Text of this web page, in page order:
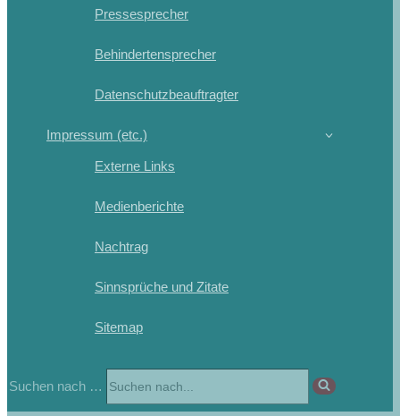
Pressesprecher
Behindertensprecher
Datenschutzbeauftragter
Impressum (etc.)
Externe Links
Medienberichte
Nachtrag
Sinnsprüche und Zitate
Sitemap
Suchen nach …